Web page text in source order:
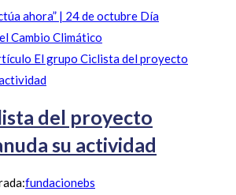
ahora” | 24 de octubre Día
Cambio Climático
del proyecto
su actividad
fundacionebs